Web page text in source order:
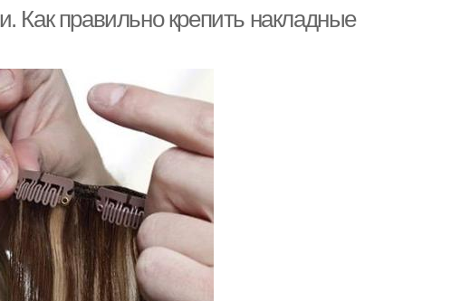
Как правильно крепить накладные